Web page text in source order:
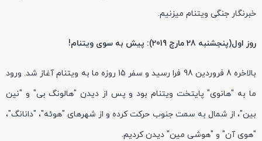
خبرنگار جنگی ویتنام میزنیم.
روز اول(پنجشنبه 28 مارچ 2019): پیش به سوی ویتنام!
بالاخره 8 فروردین 98 فرا رسید و سفر 15 روزه ما به ویتنام آغاز شد. ورود
ما به "هانوی" پایتخت ویتنام بود و پس از دیدن "هالونگ بی" و "نین
بین"، از شمال به سمت جنوب حرکت کرده و از شهرهای "هوئه"، "دانانگ"،
"هوی آن" و "هوشی مین" دیدن کردیم.